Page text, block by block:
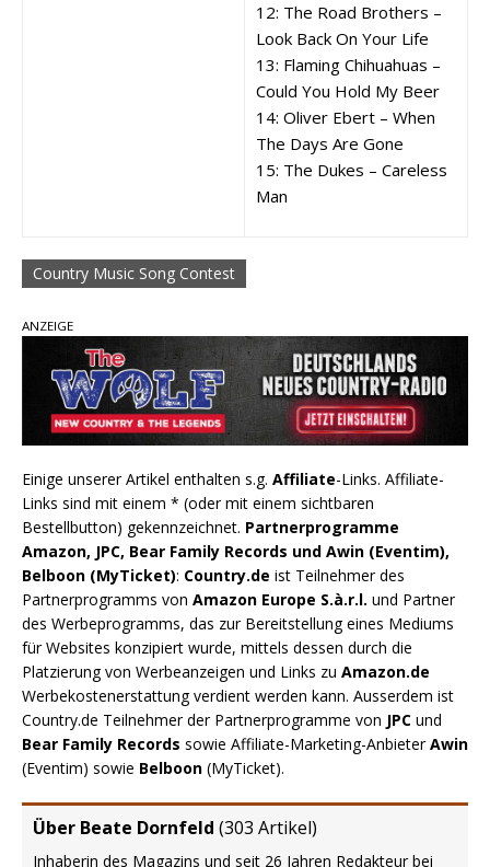
12: The Road Brothers –
Look Back On Your Life
13: Flaming Chihuahuas –
Could You Hold My Beer
14: Oliver Ebert – When
The Days Are Gone
15: The Dukes – Careless
Man
Country Music Song Contest
ANZEIGE
Einige unserer Artikel enthalten s.g. Affiliate-Links. Affiliate-
Links sind mit einem * (oder mit einem sichtbaren
Bestellbutton) gekennzeichnet. Partnerprogramme
Amazon, JPC, Bear Family Records und Awin (Eventim),
Belboon (MyTicket): Country.de ist Teilnehmer des
Partnerprogramms von Amazon Europe S.à.r.l. und Partner
des Werbeprogramms, das zur Bereitstellung eines Mediums
für Websites konzipiert wurde, mittels dessen durch die
Platzierung von Werbeanzeigen und Links zu Amazon.de
Werbekostenerstattung verdient werden kann. Ausserdem ist
Country.de Teilnehmer der Partnerprogramme von JPC und
Bear Family Records sowie Affiliate-Marketing-AnbieterAwin
(Eventim) sowie Belboon (MyTicket).
Über Beate Dornfeld (303 Artikel)
Inhaberin des Magazins und seit 26 Jahren Redakteur bei